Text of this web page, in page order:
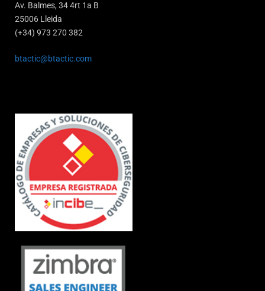
Av. Balmes, 34 4rt 1a B
25006 Lleida
(+34) 973 270 382
btactic@btactic.com